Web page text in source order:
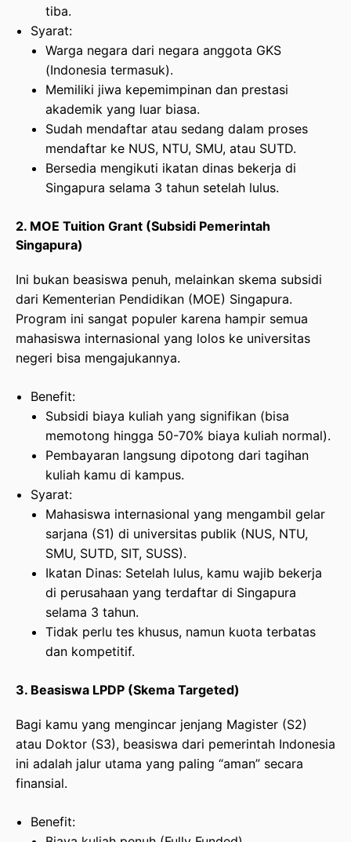
tiba.
Syarat:
Warga negara dari negara anggota GKS
(Indonesia termasuk).
Memiliki jiwa kepemimpinan dan prestasi
akademik yang luar biasa.
Sudah mendaftar atau sedang dalam proses
mendaftar ke NUS, NTU, SMU, atau SUTD.
Bersedia mengikuti ikatan dinas bekerja di
Singapura selama 3 tahun setelah lulus.
2. MOE Tuition Grant (Subsidi Pemerintah
Singapura)
Ini bukan beasiswa penuh, melainkan skema subsidi
dari Kementerian Pendidikan (MOE) Singapura.
Program ini sangat populer karena hampir semua
mahasiswa internasional yang lolos ke universitas
negeri bisa mengajukannya.
Benefit:
Subsidi biaya kuliah yang signifikan (bisa
memotong hingga 50-70% biaya kuliah normal).
Pembayaran langsung dipotong dari tagihan
kuliah kamu di kampus.
Syarat:
Mahasiswa internasional yang mengambil gelar
sarjana (S1) di universitas publik (NUS, NTU,
SMU, SUTD, SIT, SUSS).
Ikatan Dinas: Setelah lulus, kamu wajib bekerja
di perusahaan yang terdaftar di Singapura
selama 3 tahun.
Tidak perlu tes khusus, namun kuota terbatas
dan kompetitif.
3. Beasiswa LPDP (Skema Targeted)
Bagi kamu yang mengincar jenjang Magister (S2)
atau Doktor (S3), beasiswa dari pemerintah Indonesia
ini adalah jalur utama yang paling “aman” secara
finansial.
Benefit: